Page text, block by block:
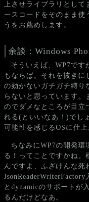
上させライブラリとして
ースコードをそのまま使
うをお薦めします。
余談：Windows
そういえば、WP7です
もならば。それを抜きに
の効かないガチガチ縛り
らないと思っています。
のでダメなところが目立
れる(といいなあ！)でし
可能性を感じるOSに仕
ちなみにWP7の開発環
る！ってことですかね。
んですよ、ふざけんな死
とdynamicのサポートが
るんだけどなあ。